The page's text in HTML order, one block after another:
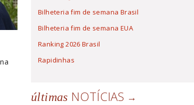
Bilheteria fim de semana Brasil
Bilheteria fim de semana EUA
Ranking 2026 Brasil
Rapidinhas
últimas NOTÍCIAS